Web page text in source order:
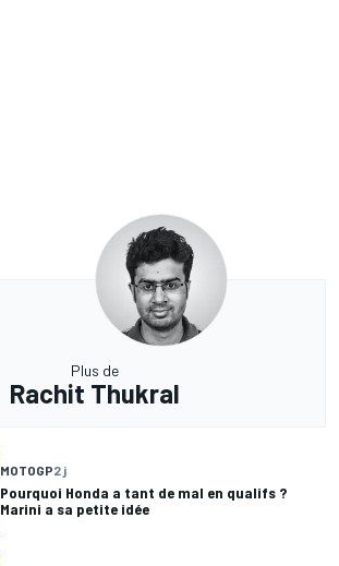
Plus de
Rachit Thukral
MOTOGP2 j
Pourquoi Honda a tant de mal en qualifs ?
Marini a sa petite idée